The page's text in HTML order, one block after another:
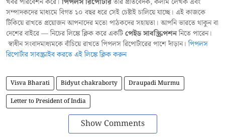
সম্পাদকদের মাধ্যমে বিগত ১০ বছর ধরে সেই চেষ্টাই চালিয়ে যাচ্ছে। এই কাজকে
টিকিয়ে রাখতে প্রয়োজন আপনাদের মতো পাঠকদের সহায়তা। আপনি ভারতে থাকুন বা
দেশের বাইরে — নিচের লিঙ্কে ক্লিক করে একটিপেইড সাবস্ক্রিপশননিতে পারেন।
স্বাধীন সংবাদমাধ্যমকে বাঁচিয়ে রাখতে পিপলস রিপোর্টারের পাশে দাঁড়ান।পিপলস
রিপোর্টার সাবস্ক্রাইব করতে এই লিঙ্কে ক্লিক করুন
Visva Bharati Bidyut chakraborty
Draupadi Murmu
Letter to President of India
Show Comments